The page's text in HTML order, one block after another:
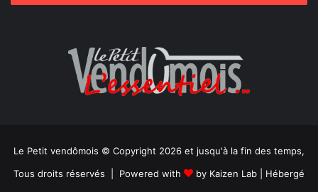
Le Petit vendômois © Copyright 2026 et jusqu'à la fin des temps,
Tous droits réservés | Powered with
by Kaizen Lab | Hébergé